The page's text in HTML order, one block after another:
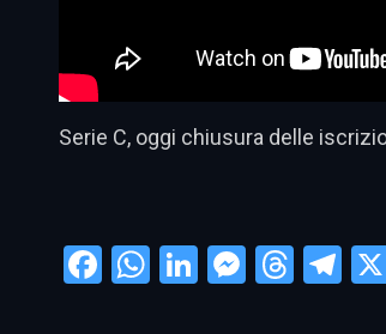
Serie C, oggi chiusura delle
Facebook
WhatsApp
LinkedIn